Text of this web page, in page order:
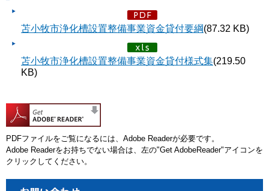
苫小牧市浄化槽設置整備事業資金貸付要綱(87.32 KB)
苫小牧市浄化槽設置整備事業資金貸付様式集(219.50
KB)
PDFファイルをご覧になるには、Adobe Readerが必要です。
Adobe Readerをお持ちでない場合は、左の"Get AdobeReader"アイコンを
クリックしてください。